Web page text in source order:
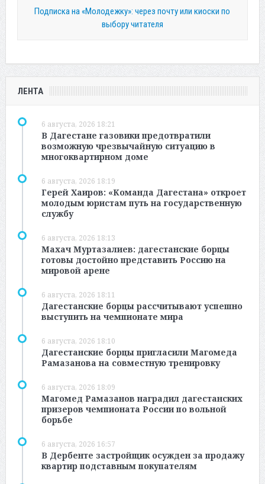
Подписка на «Молодежку»: через почту или киоски по
выбору читателя
ЛЕНТА
6 августа, 2026 18:21
В Дагестане газовики предотвратили
возможную чрезвычайную ситуацию в
многоквартирном доме
6 августа, 2026 18:19
Герей Хаиров: «Команда Дагестана» откроет
молодым юристам путь на государственную
службу
6 августа, 2026 18:13
Махач Муртазалиев: дагестанские борцы
готовы достойно представить Россию на
мировой арене
6 августа, 2026 18:11
Дагестанские борцы рассчитывают успешно
выступить на чемпионате мира
6 августа, 2026 18:10
Дагестанские борцы пригласили Магомеда
Рамазанова на совместную тренировку
6 августа, 2026 18:09
Магомед Рамазанов наградил дагестанских
призеров чемпионата России по вольной
борьбе
6 августа, 2026 16:57
В Дербенте застройщик осужден за продажу
квартир подставным покупателям